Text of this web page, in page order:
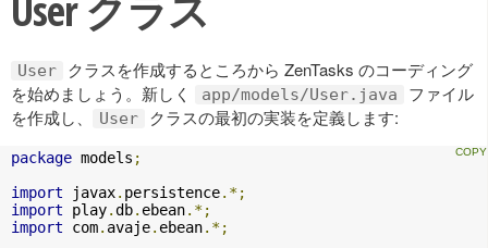
User
クラスを作成するところから ZenTasks のコーディング
を始めましょう。新しく
app/models/User.java
ファイル
を作成し、
User クラスの最初の実装を定義します:
package models ;
import javax. persistence.*;
import play.db. ebean.*;
import com. avaje. ebean.*;